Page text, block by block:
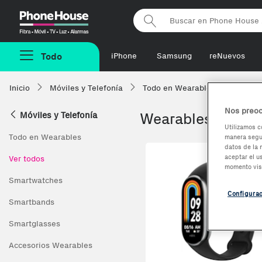
Phonehouse
Todo iPhone Samsung reNuevos
Inicio Móviles y Telefonía Todo en Wearables
Móviles y Telefonía
Todo en Wearables
Ver todos
Smartwatches
Smartbands
Smartglasses
Accesorios Wearables
Wearables deNos
Utilizamos
manera
datos de la
aceptar el
momento